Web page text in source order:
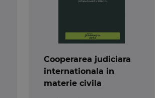
Cooperarea judiciara
internationala in
materie civila